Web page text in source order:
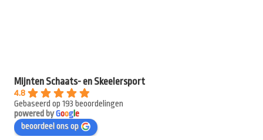
Mijnten Schaats- en Skeelersport
4.8
Gebaseerd op 193 beoordelingen
powered byGooge
beoordeel ons op